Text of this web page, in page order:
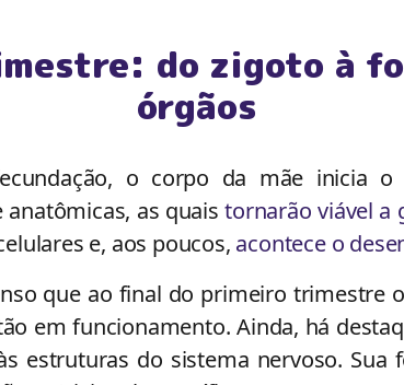
do zigoto à
órgãos
o corpo da mãe inicia o
anatômicas, as quaistornarão viável a
e, aos poucos, acontece o
que ao final do primeiro trimestre
em funcionamento. Ainda, há
estruturas do sistema nervoso. Sua